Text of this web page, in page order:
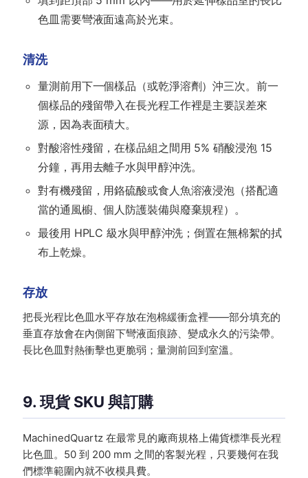
色皿需要彎液面遠高於光束。
清洗
量測前用下一個樣品（或乾淨溶劑）沖三次。前一
個樣品的殘留帶入在長光程工作裡是主要誤差來
源，因為表面積大。
對酸溶性殘留，在樣品組之間用 5% 硝酸浸泡 15
分鐘，再用去離子水與甲醇沖洗。
對有機殘留，用鉻硫酸或食人魚溶液浸泡（搭配適
當的通風櫥、個人防護裝備與廢棄規程）。
最後用 HPLC 級水與甲醇沖洗；倒置在無棉絮的拭
布上乾燥。
存放
把長光程比色皿水平存放在泡棉緩衝盒裡——部分填充的
垂直存放會在內側留下彎液面痕跡、變成永久的污染帶。
長比色皿對熱衝擊也更脆弱；量測前回到室溫。
9. 現貨 SKU 與訂購
MachinedQuartz 在最常見的廠商規格上備貨標準長光程
比色皿。50 到 200 mm 之間的客製光程，只要幾何在我
們標準範圍內就不收模具費。